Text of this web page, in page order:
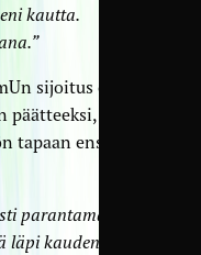
kautta.
sijoitus oli
mutta
tapaan ensi
parantamaan.
kauden niin